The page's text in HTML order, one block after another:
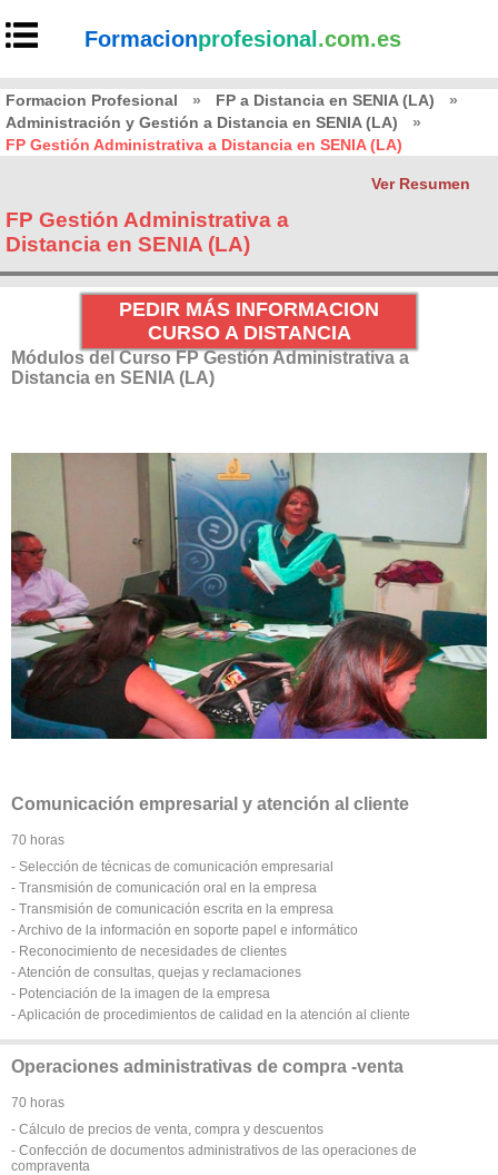
Formacionprofesional .com.es
Formacion Profesional » FP a Distancia en SENIA (LA)
»
Administración y Gestión a Distancia en SENIA (LA)
»
FP Gestión Administrativa a Distancia en SENIA (LA)
Ver Resumen
FP Gestión Administrativa a
Distancia en SENIA (LA)
PEDIR MÁS INFORMACION
CURSO A DISTANCIA
Módulos del Curso FP Gestión Administrativa a
Distancia en SENIA (LA)
Comunicación empresarial y atención al cliente
70 horas
- Selección de técnicas de comunicación empresarial
- Transmisión de comunicación oral en la empresa
- Transmisión de comunicación escrita en la empresa
- Archivo de la información en soporte papel e informático
- Reconocimiento de necesidades de clientes
- Atención de consultas, quejas y reclamaciones
- Potenciación de la imagen de la empresa
- Aplicación de procedimientos de calidad en la atención al cliente
Operaciones administrativas de compra -venta
70 horas
- Cálculo de precios de venta, compra y descuentos
- Confección de documentos administrativos de las operaciones de
compraventa